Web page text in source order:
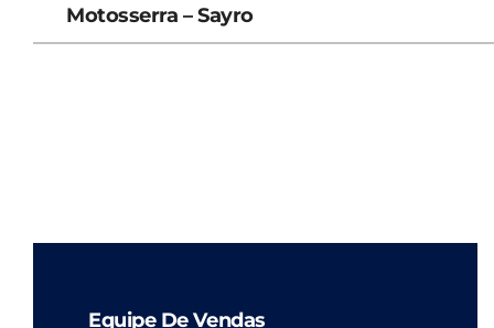
Motosserra – Sayro
Equipe De Vendas